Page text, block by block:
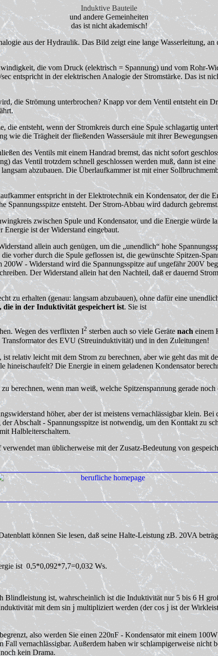
Induktive Bauteile
und andere Gemeinheiten
das ist nicht akademisch!
aus der Hydraulik. Das Bild zeigt eine lange Wasserleitung, an
die vom Druck (elektrisch = Spannung) und vom Rohr-
entspricht in der elektrischen Analogie der Stromstärke. Das ist
die Strömung unterbrochen? Knapp vor dem Ventil entsteht ein
die entsteht, wenn der Stromkreis durch eine Spule schlagartig
wie die Trägheit der fließenden Wassersäule mit ihrer
des Ventils mit einem Handrad bremst, das nicht sofort
das Ventil trotzdem schnell geschlossen werden muß, dann ist
abzubauen. Die Überlaufkammer ist mit einer
entspricht in der Elektrotechnik ein Kondensator, der die
Spannungsspitze entsteht. Der Strom-Abbau wird dadurch
zwischen Spule und Kondensator, und die Energie würde
Energie ist der Widerstand eingebaut.
allein auch genügen, um die „unendlich“ hohe
die vorher durch die Spule geflossen ist, die gewünschte Spitzen-
200W - Widerstand wird die Spannungsspitze auf ungefähr 200V
Der Widerstand allein hat den Nachteil, daß er dauernd
zu erhalten (genau: langsam abzubauen), ohne dafür eine
die in der Induktivität gespeichert ist. Sie ist
Wegen des verflixten I2 sterben auch so viele Geräte nach einem
des EVU (Streuinduktivität) und in den Zuleitungen!
relativ leicht mit dem Strom zu berechnen, aber wie geht das mit
hineischaufelt? Die Energie in einem geladenen Kondensator
berechnen, wenn man weiß, welche Spitzenspannung gerade
höher, aber der ist meistens vernachlässigbar klein.
Abschalt - Spannungsspitze ist notwendig, um den Konttakt zu
Halbleiterschaltern.
man üblicherweise mit der Zusatz-Bedeutung von
können Sie lesen, daß seine Halte-Leistung zB. 20VA
ist 0,5*0,092*7,7=0,032 Ws.
ist, wahrscheinlich ist die Induktivität nur 5 bis 6 H
mit dem sinjmultipliziert werden (der cos j ist der
also werden Sie einen 220nF - Kondensator mit einem 100W
vernachlässigbar. Außerdem haben wir schlampigerweise nicht
kein Drama.